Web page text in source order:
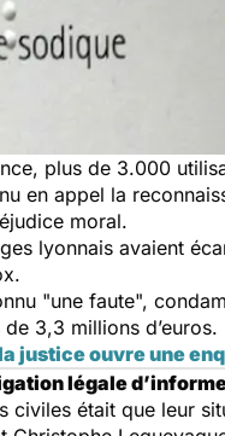
plus de 3.000
en appel la
moral.
lyonnais avaient
"une faute",
3,3 millions d’euros.
justice ouvre une
légale
civiles était que leur